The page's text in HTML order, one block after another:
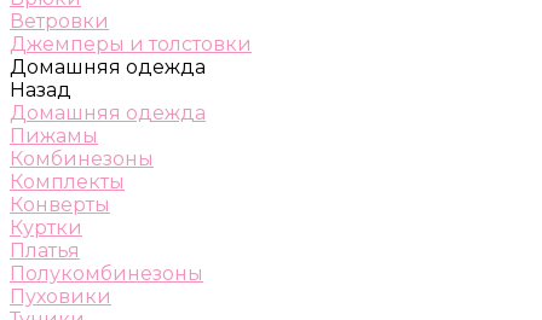
Ветровки
Джемперы и толстовки
Домашняя одежда
Назад
Домашняя одежда
Пижамы
Комбинезоны
Комплекты
Конверты
Куртки
Платья
Полукомбинезоны
Пуховики